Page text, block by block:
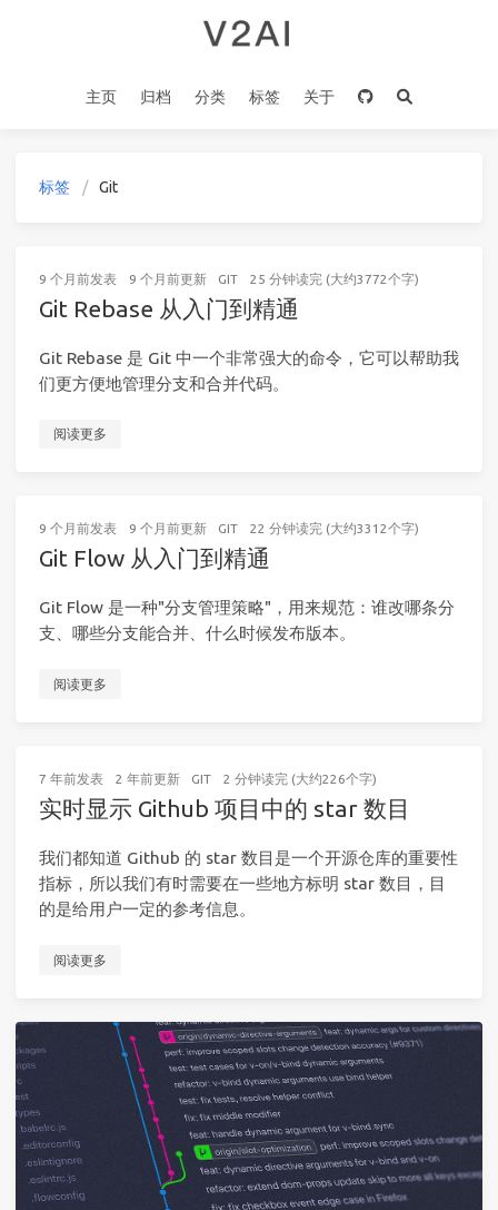
主页 归档 分类 标签 关于
标签 Git
9 个月前发表 9 个月前更新 GIT 25 分钟读完 (大约3772个字)
Git Rebase 从入门到精通
Git Rebase 是 Git 中一个非常强大的命令，它可以帮助我
们更方便地管理分支和合并代码。
阅读更多
9 个月前发表 9 个月前更新 GIT 22 分钟读完 (大约3312个字)
Git Flow 从入门到精通
Git Flow 是一种"分支管理策略"，用来规范：谁改哪条分
支、哪些分支能合并、什么时候发布版本。
阅读更多
7 年前发表 2 年前更新 GIT 2 分钟读完 (大约226个字)
实时显示 Github 项目中的 star 数目
我们都知道 Github 的 star 数目是一个开源仓库的重要性
指标，所以我们有时需要在一些地方标明 star 数目，目
的是给用户一定的参考信息。
阅读更多